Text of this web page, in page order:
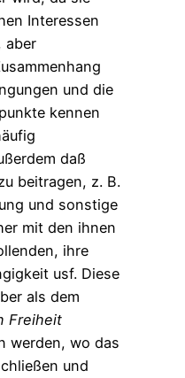
Interessen
aber
und die
kennen
daß
beitragen, z. B.
und sonstige
mit den ihnen
ihre
usf. Diese
als dem
Freiheit
werden, wo das
und